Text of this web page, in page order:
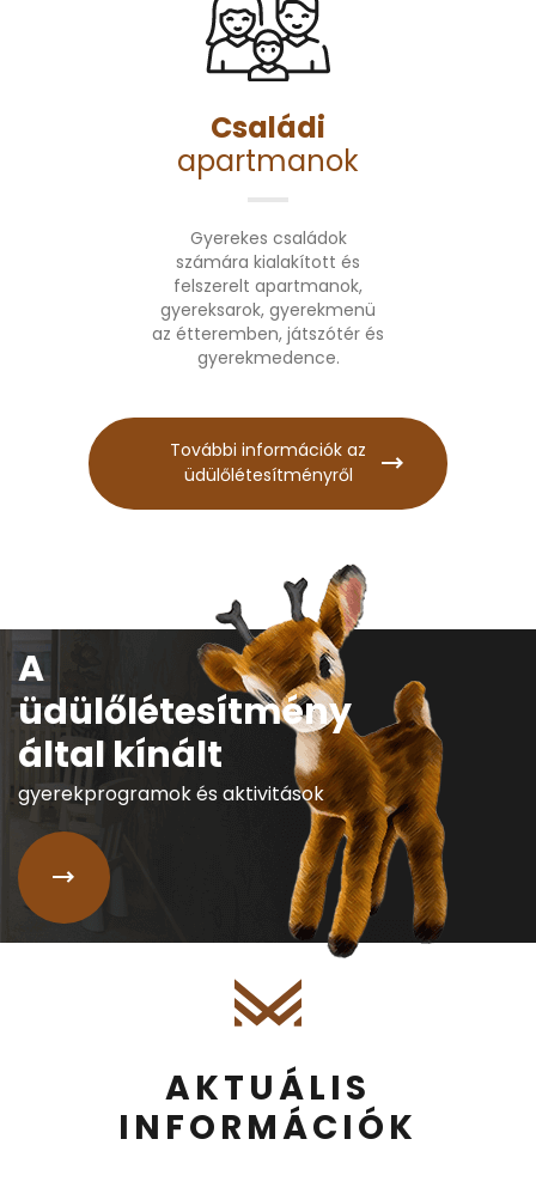
Családi
apartmanok
Gyerekes családok
számára kialakított és
felszerelt apartmanok,
gyereksarok, gyerekmenü
az étteremben, játszótér és
gyerekmedence.
További információk az
üdülőlétesítményről
A
üdülőlétesítmény
által kínált
gyerekprogramok és aktivitások
AKTUÁLIS
INFORMÁCIÓK